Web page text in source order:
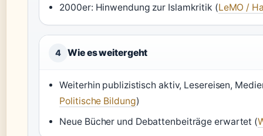
2000er: Hinwendung zur Islamkritik (LeMO /
4 Wie es weitergeht
Weiterhin publizistisch aktiv, Lesereisen,
Politische Bildung)
Neue Bücher und Debattenbeiträge erwartet (